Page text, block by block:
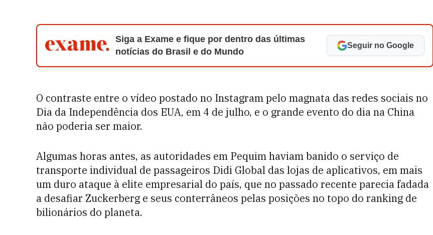
Siga a Exame e fique por dentro das últimas
notícias do Brasil e do Mundo
Seguir no Google
O contraste entre o vídeo postado no Instagram pelo magnata das redes sociais no
Dia da Independência dos EUA, em 4 de julho, e o grande evento do dia na China
não poderia ser maior.
Algumas horas antes, as autoridades em Pequim haviam banido o serviço de
transporte individual de passageiros Didi Global das lojas de aplicativos, em mais
um duro ataque à elite empresarial do país, que no passado recente parecia fadada
a desafiar Zuckerberg e seus conterrâneos pelas posições no topo do ranking de
bilionários do planeta.